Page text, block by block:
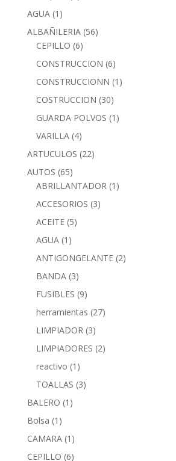
AGUA (1)
ALBAÑILERIA (56)
CEPILLO (6)
CONSTRUCCION (6)
CONSTRUCCIONN (1)
COSTRUCCION (30)
GUARDA POLVOS (1)
VARILLA (4)
ARTUCULOS (22)
AUTOS (65)
ABRILLANTADOR (1)
ACCESORIOS (3)
ACEITE (5)
AGUA (1)
ANTIGONGELANTE (2)
BANDA (3)
FUSIBLES (9)
herramientas (27)
LIMPIADOR (3)
LIMPIADORES (2)
reactivo (1)
TOALLAS (3)
BALERO (1)
Bolsa (1)
CAMARA (1)
CEPILLO (6)